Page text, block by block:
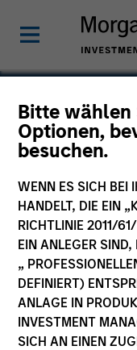
Bitte wählen
Optionen,
besuchen.
WENN ES SICH BEI
HANDELT, DIE EIN
RICHTLINIE 2011/
EIN ANLEGER
„
DEFINIERT)
ANLAGE IN
INVESTMENT
SICH AN EINEN
Helen
Managing
Research